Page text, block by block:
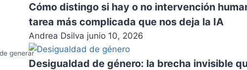
generar
Cómo distingo si hay o no intervención
tarea más complicada que nos deja la IA
Andrea Dsilva junio 10, 2026
Desigualdad de género: la brecha invisible